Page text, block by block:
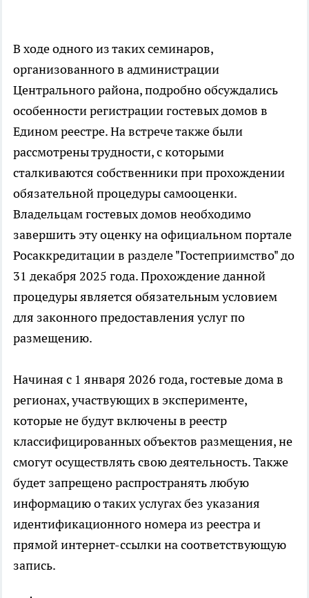
В ходе одного из таких семинаров,
организованного в администрации
Центрального района, подробно обсуждались
особенности регистрации гостевых домов в
Едином реестре. На встрече также были
рассмотрены трудности, с которыми
сталкиваются собственники при прохождении
обязательной процедуры самооценки.
Владельцам гостевых домов необходимо
завершить эту оценку на официальном портале
Росаккредитации в разделе "Гостеприимство" до
31 декабря 2025 года. Прохождение данной
процедуры является обязательным условием
для законного предоставления услуг по
размещению.
Начиная с 1 января 2026 года, гостевые дома в
регионах, участвующих в эксперименте,
которые не будут включены в реестр
классифицированных объектов размещения, не
смогут осуществлять свою деятельность. Также
будет запрещено распространять любую
информацию о таких услугах без указания
идентификационного номера из реестра и
прямой интернет-ссылки на соответствующую
запись.